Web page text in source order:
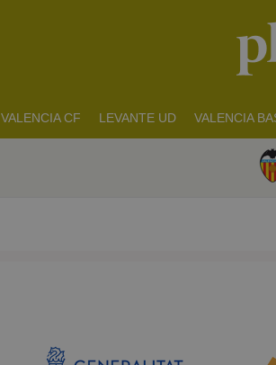
VALENCIA CF LEVANTE UD VALENCIA